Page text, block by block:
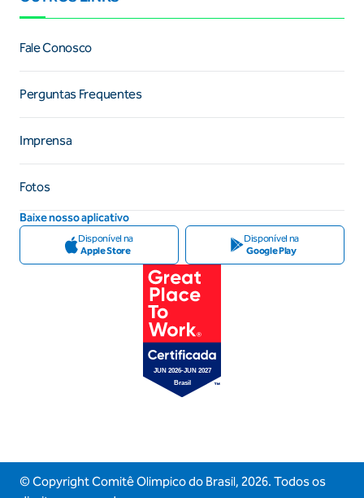
Fale Conosco
Perguntas Frequentes
Imprensa
Fotos
Baixe nosso aplicativo
Disponível na
Apple Store
Disponível na
Google Play
© Copyright Comitê Olimpico do Brasil, 2026. Todos os